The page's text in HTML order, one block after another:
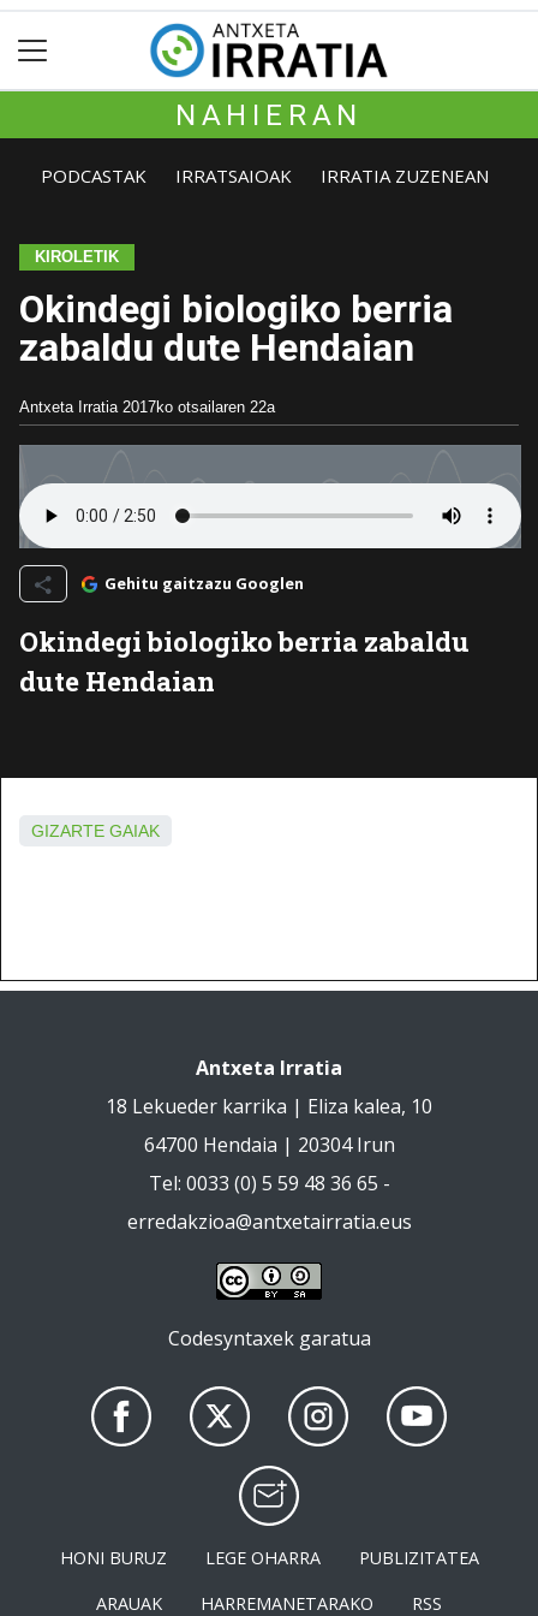
NAHIERAN
PODCASTAK IRRATSAIOAK IRRATIA ZUZENEAN
KIROLETIK
Okindegi biologiko berria
zabaldu dute Hendaian
Antxeta Irratia 2017ko otsailaren 22a
Gehitu gaitzazu Googlen
Okindegi biologiko berria zabaldu
dute Hendaian
GIZARTE GAIAK
Antxeta Irratia
18 Lekueder karrika | Eliza kalea, 10
64700 Hendaia | 20304 Irun
Tel: 0033 (0) 5 59 48 36 65 -
erredakzioa@antxetairratia.eus
Codesyntaxek garatua
HONI BURUZ LEGE OHARRA
PUBLIZITATEA
ARAUAK
HARREMANETARAKO RSS